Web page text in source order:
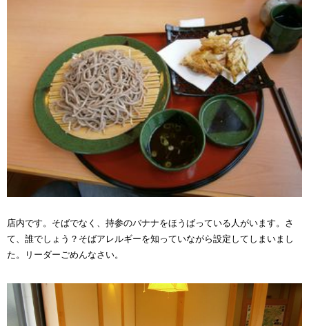
店内です。そばでなく、持参のバナナをほうばっている人がいます。さ
て、誰でしょう？そばアレルギーを知っていながら設定してしまいまし
た。リーダーごめんなさい。